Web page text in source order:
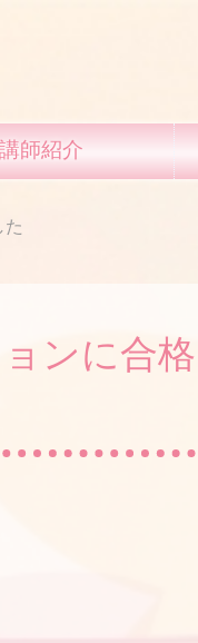
講師紹介
た
ンに合格